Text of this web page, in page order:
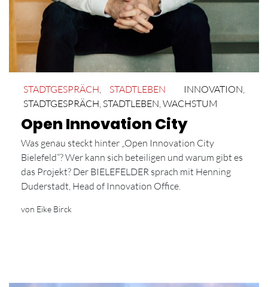
STADTGESPRÄCH, STADTLEBEN INNOVATION,
STADTGESPRÄCH,STADTLEBEN,WACHSTUM
Open Innovation City
Was genau steckt hinter „Open Innovation City
Bielefeld“? Wer kann sich beteiligen und warum gibt es
das Projekt? Der BIELEFELDER sprach mit Henning
Duderstadt, Head of Innovation Office.
von Eike Birck